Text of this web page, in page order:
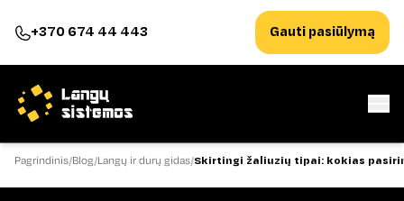
+370 674 44 443 Gauti pasiūlymą
Pagrindinis Blog Langų ir durų gidas Skirtingi žaliuzių tipai: kokias